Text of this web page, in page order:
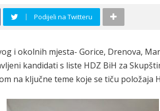
Podijeli na Twitteru
i okolnih mjesta- Gorice, Drenova,
kandidati s liste HDZ BiH za
na ključne teme koje se tiču položaja